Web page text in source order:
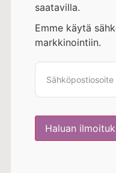
saatavilla.
Emme käytä
markkinointiin.